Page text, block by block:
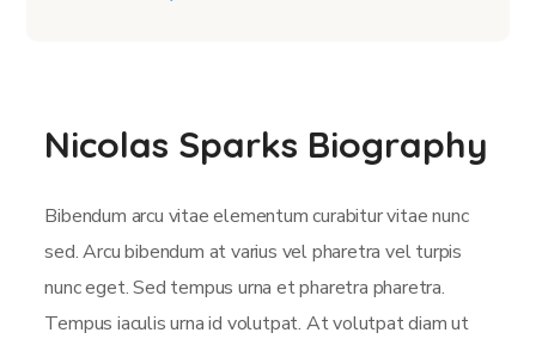
Nicolas Sparks Biography
Bibendum arcu vitae elementum curabitur vitae nunc
sed. Arcu bibendum at varius vel pharetra vel turpis
nunc eget. Sed tempus urna et pharetra pharetra.
Tempus iaculis urna id volutpat. At volutpat diam ut